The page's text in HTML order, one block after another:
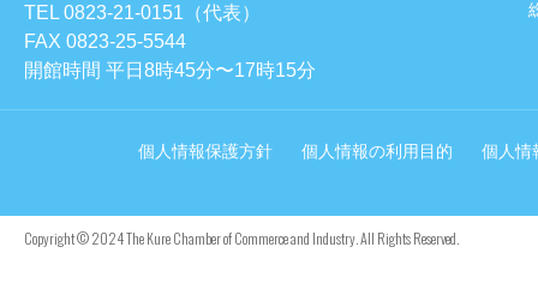
TEL 0823-21-0151（代表）
FAX 0823-25-5544
開館時間 平日8時45分〜17時15分
個人情報保護方針 個人情報の利用目的 個人情
Copyright © 2024 The Kure Chamber of Commerce and Industry. All Rights Reserved.